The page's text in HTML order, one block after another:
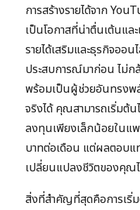
การสร้างรายได้จาก
เป็นโอกาสที่น่าตื่นเต้นแล
รายได้เสริมและธุรกิจออ
ประสบการณ์มาก่อน ไม่ก
พร้อมเป็นผู้ช่วยอันทรงพ
จริงได้ คุณสามารถเริ่มต้
ลงทุนเพียงเล็กน้อยในแ
บาทต่อเดือน แต่ผลตอบ
เปลี่ยนแปลงชีวิตของคุณ
สิ่งที่สำคัญที่สุดคือการเริ่